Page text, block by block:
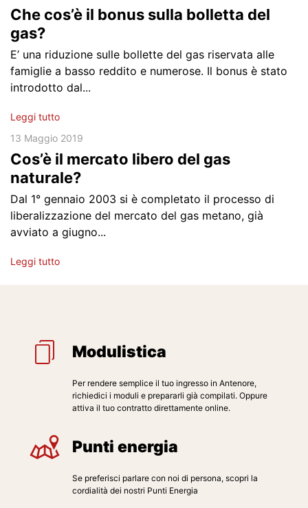
Che cos’è il bonus sulla bolletta del
gas?
E’ una riduzione sulle bollette del gas riservata alle
famiglie a basso reddito e numerose. Il bonus è stato
introdotto dal...
Leggi tutto
13 Maggio 2019
Cos’è il mercato libero del gas
naturale?
Dal 1° gennaio 2003 si è completato il processo di
liberalizzazione del mercato del gas metano, già
avviato a giugno...
Leggi tutto
Modulistica
Per rendere semplice il tuo ingresso in Antenore,
richiedici i moduli e prepararli già compilati. Oppure
attiva il tuo contratto direttamente online.
Punti energia
Se preferisci parlare con noi di persona, scopri la
cordialità dei nostri Punti Energia